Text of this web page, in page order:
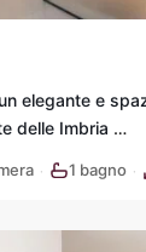
elegante e
delle Imbria …
· 1 bagno ·